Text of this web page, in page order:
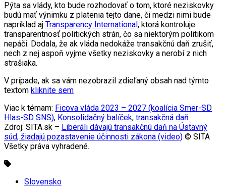
Pýta sa vlády, kto bude rozhodovať o tom, ktoré neziskovky
budú mať výnimku z platenia tejto dane, či medzi nimi bude
napríklad aj Transparency International , ktorá kontroluje
transparentnosť politických strán, čo sa niektorým politikom
nepáči. Dodala, že ak vláda nedokáže transakčnú daň zrušiť,
nech z nej aspoň vyjme všetky neziskovky a nerobí z nich
strašiaka.
V prípade, ak sa vám nezobrazil zdieľaný obsah nad týmto
textom kliknite sem
Viac k témam: Ficova vláda 2023 – 2027 (koalícia Smer-SD
Hlas-SD SNS), Konsolidačný balíček, transakčná daň
Zdroj: SITA.sk – Liberáli dávajú transakčnú daň na Ústavný
súd, žiadajú pozastavenie účinnosti zákona (video) © SITA
Všetky práva vyhradené.
Slovensko